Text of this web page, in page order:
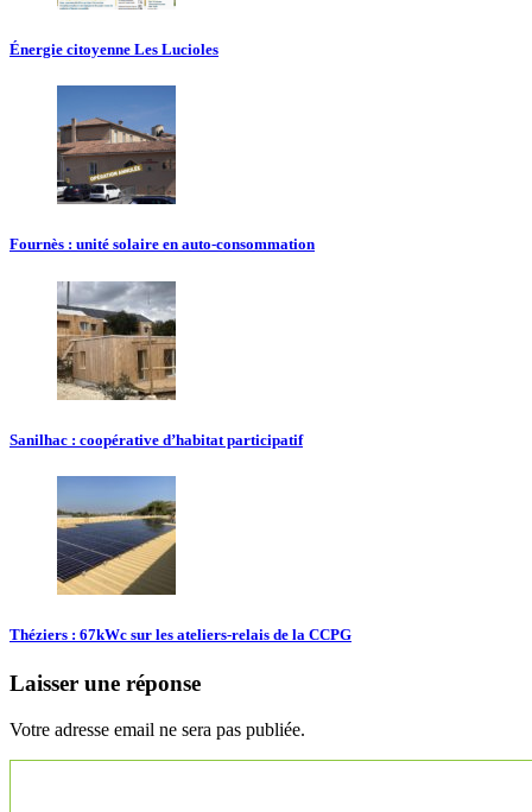
Énergie citoyenne Les Lucioles
Fournès : unité solaire en auto-consommation
Sanilhac : coopérative d’habitat participatif
Théziers : 67kWc sur les ateliers-relais de la CCPG
Laisser une réponse
Votre adresse email ne sera pas publiée.